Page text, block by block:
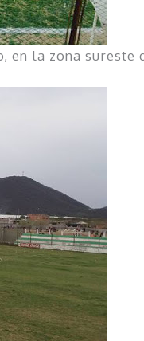
en la zona sureste